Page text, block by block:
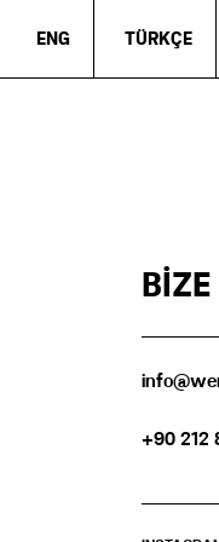
ENG TÜRKÇE
+90 212